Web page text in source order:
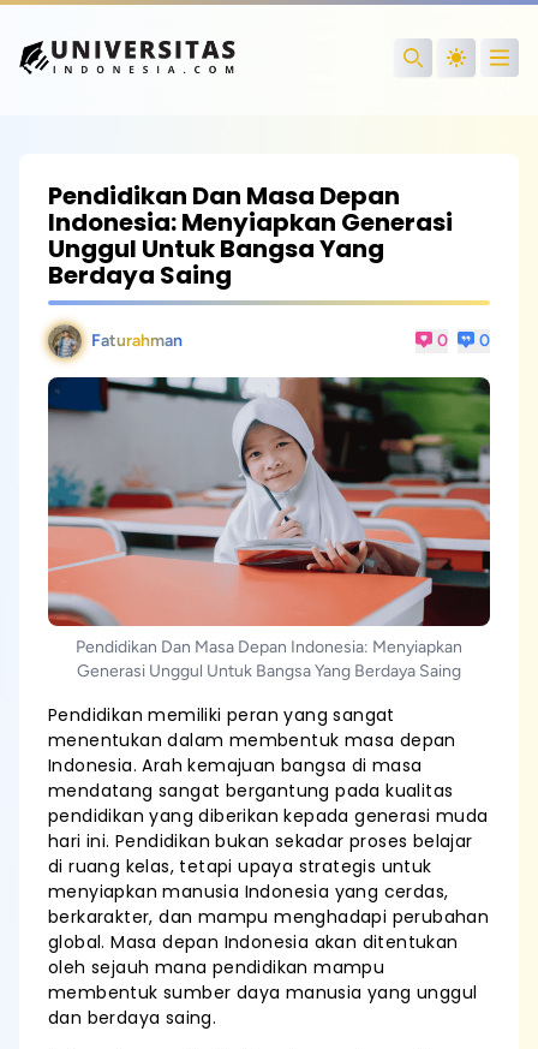
Search
Pendidikan Dan Masa Depan
Indonesia: Menyiapkan Generasi
Unggul Untuk Bangsa Yang
Berdaya Saing
Faturahman 0 0
Pendidikan Dan Masa Depan Indonesia: Menyiapkan
Generasi Unggul Untuk Bangsa Yang Berdaya Saing
Pendidikan memiliki peran yang sangat
menentukan dalam membentuk masa depan
Indonesia. Arah kemajuan bangsa di masa
mendatang sangat bergantung pada kualitas
pendidikan yang diberikan kepada generasi muda
hari ini. Pendidikan bukan sekadar proses belajar
di ruang kelas, tetapi upaya strategis untuk
menyiapkan manusia Indonesia yang cerdas,
berkarakter, dan mampu menghadapi perubahan
global. Masa depan Indonesia akan ditentukan
oleh sejauh mana pendidikan mampu
membentuk sumber daya manusia yang unggul
dan berdaya saing.